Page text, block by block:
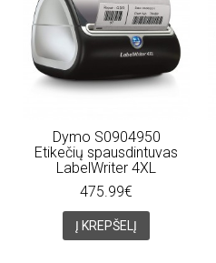
Dymo S0904950
Etikečių spausdintuvas
LabelWriter 4XL
475.99€
Į KREPŠELĮ